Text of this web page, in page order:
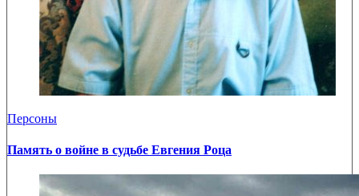
Персоны
Память о войне в судьбе Евгения Роца